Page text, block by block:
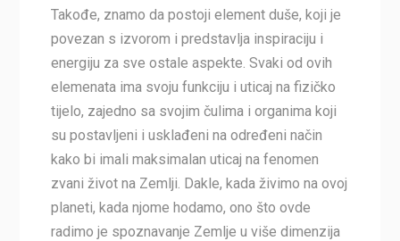
Takođe, znamo da postoji element duše, koji je
povezan s izvorom i predstavlja inspiraciju i
energiju za sve ostale aspekte. Svaki od ovih
elemenata ima svoju funkciju i uticaj na fizičko
tijelo, zajedno sa svojim čulima i organima koji
su postavljeni i usklađeni na određeni način
kako bi imali maksimalan uticaj na fenomen
zvani život na Zemlji. Dakle, kada živimo na ovoj
planeti, kada njome hodamo, ono što ovde
radimo je spoznavanje Zemlje u više dimenzija